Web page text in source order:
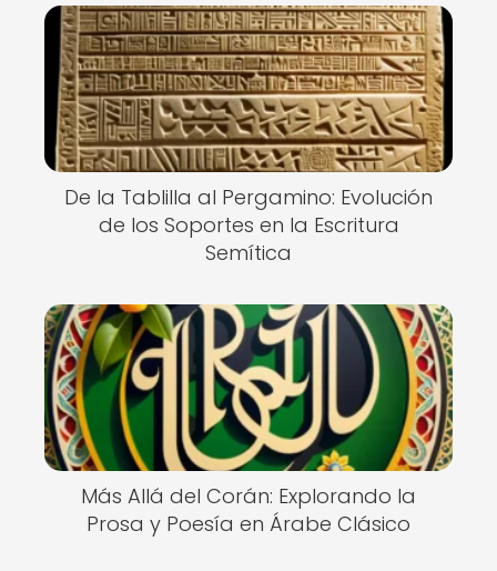
De la Tablilla al Pergamino: Evolución
de los Soportes en la Escritura
Semítica
Más Allá del Corán: Explorando la
Prosa y Poesía en Árabe Clásico